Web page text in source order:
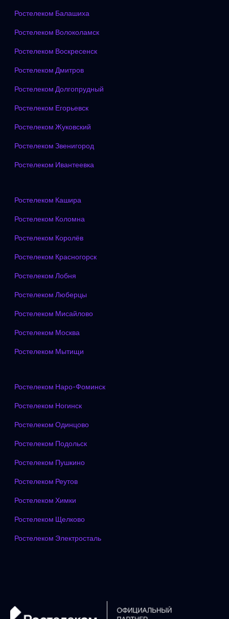
Ростелеком Балашиха
Ростелеком Волоколамск
Ростелеком Воскресенск
Ростелеком Дмитров
Ростелеком Долгопрудный
Ростелеком Егорьевск
Ростелеком Жуковский
Ростелеком Звенигород
Ростелеком Ивантеевка
Ростелеком Кашира
Ростелеком Коломна
Ростелеком Королёв
Ростелеком Красногорск
Ростелеком Лобня
Ростелеком Люберцы
Ростелеком Мисайлово
Ростелеком Москва
Ростелеком Мытищи
Ростелеком Наро-Фоминск
Ростелеком Ногинск
Ростелеком Одинцово
Ростелеком Подольск
Ростелеком Пушкино
Ростелеком Реутов
Ростелеком Химки
Ростелеком Щелково
Ростелеком Электросталь